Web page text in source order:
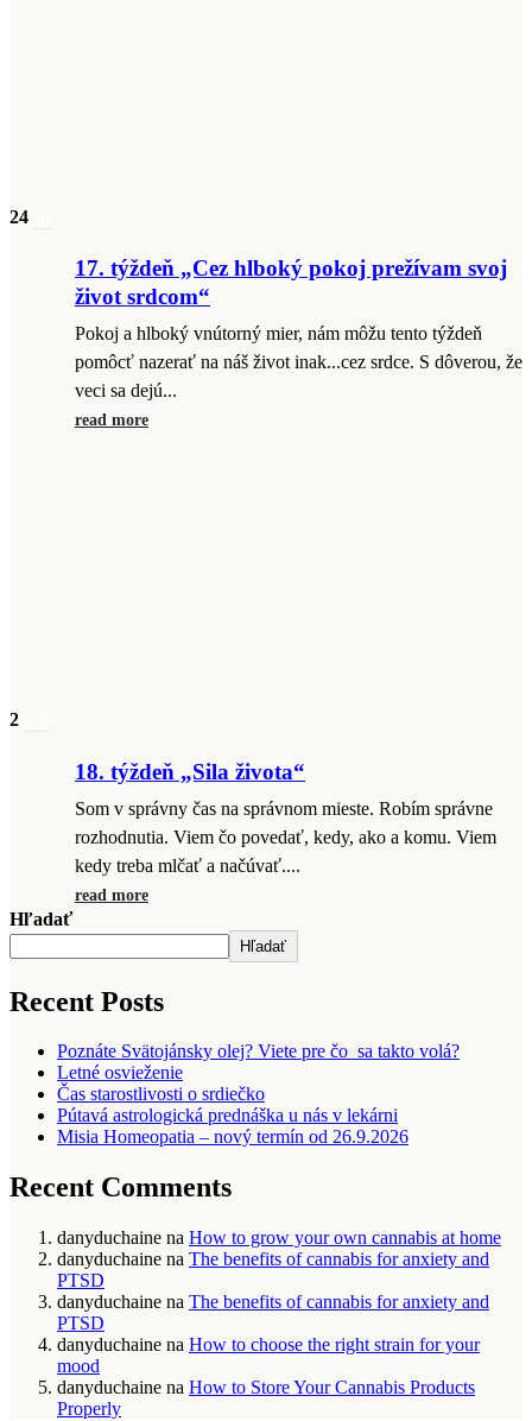
24
17. týždeň „Cez hlboký pokoj prežívam svoj
život srdcom“
Pokoj a hlboký vnútorný mier, nám môžu tento týždeň
pomôcť nazerať na náš život inak...cez srdce. S dôverou, že
veci sa dejú...
read more
2
18. týždeň „Sila života“
Som v správny čas na správnom mieste. Robím správne
rozhodnutia. Viem čo povedať, kedy, ako a komu. Viem
kedy treba mlčať a načúvať....
read more
Hľadať
Hľadať
Recent Posts
Poznáte Svätojánsky olej? Viete pre čo sa takto volá?
Letné osvieženie
Čas starostlivosti o srdiečko
Pútavá astrologická prednáška u nás v lekárni
Misia Homeopatia – nový termín od 26.9.2026
Recent Comments
danyduchaine na How to grow your own cannabis at home
danyduchaine na The benefits of cannabis for anxiety and
PTSD
danyduchaine na The benefits of cannabis for anxiety and
PTSD
danyduchaine na How to choose the right strain for your
mood
danyduchaine na How to Store Your Cannabis Products
Properly